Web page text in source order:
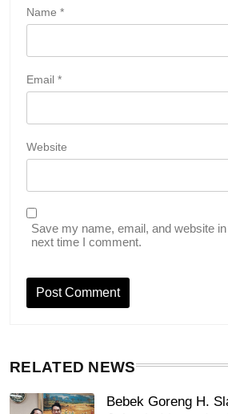
Name *
Email *
Website
Save my name, email, and website
next time I comment.
RELATED NEWS
Bebek Goreng H.